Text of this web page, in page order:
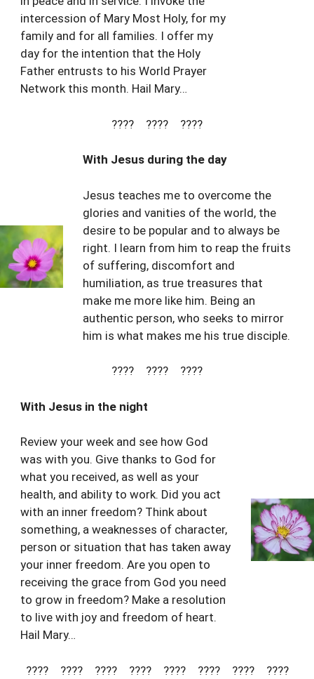
intercession of Mary Most Holy, for my
family and for all families. I offer my
day for the intention that the Holy
Father entrusts to his World Prayer
Network this month. Hail Mary…
???? ???? ????
With Jesus during the day
Jesus teaches me to overcome the
glories and vanities of the world, the
desire to be popular and to always be
right. I learn from him to reap the fruits
of suffering, discomfort and
humiliation, as true treasures that
make me more like him. Being an
authentic person, who seeks to mirror
him is what makes me his true disciple.
???? ???? ????
With Jesus in the night
Review your week and see how God
was with you. Give thanks to God for
what you received, as well as your
health, and ability to work. Did you act
with an inner freedom? Think about
something, a weaknesses of character,
person or situation that has taken away
your inner freedom. Are you open to
receiving the grace from God you need
to grow in freedom? Make a resolution
to live with joy and freedom of heart.
Hail Mary…
???? ???? ???? ???? ???? ???? ???? ????